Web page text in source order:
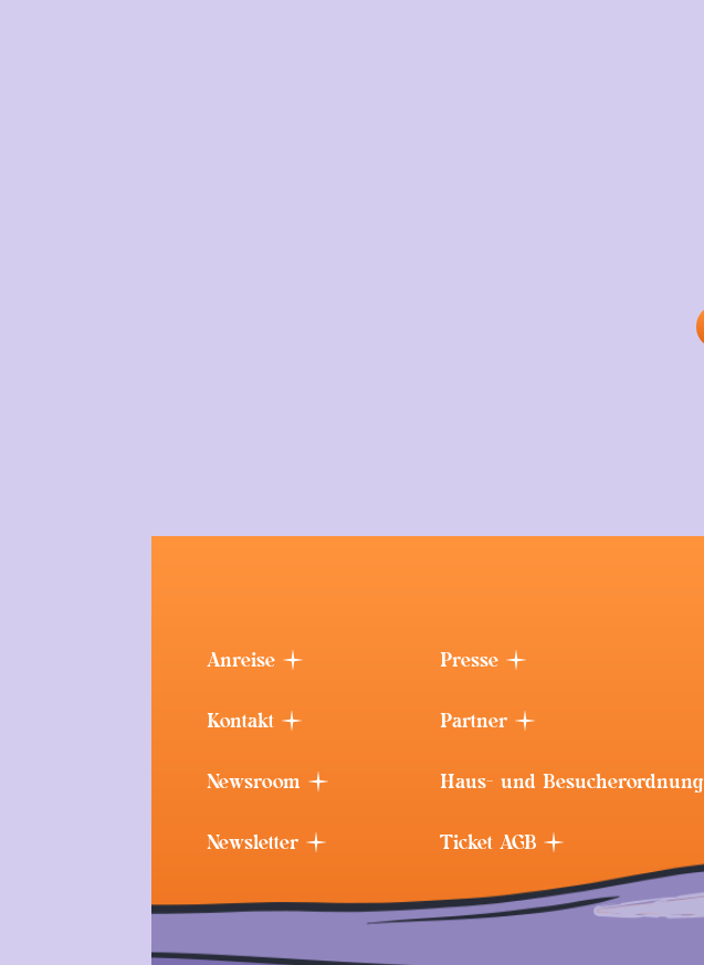
Anreise
Kontakt
Newsroom
Newsletter
Presse
Partner
Haus- und Besucherordnung
Ticket AGB